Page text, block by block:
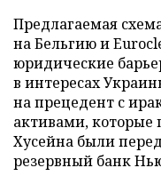
Предлагаемая
на Бельгию и
юридические
в интересах
на прецедент с
активами, которые
Хусейна были
резервный банк